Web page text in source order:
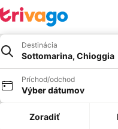
Destinácia
Sottomarina, Chioggia
Príchod/odchod
Výber dátumov
Zoradiť